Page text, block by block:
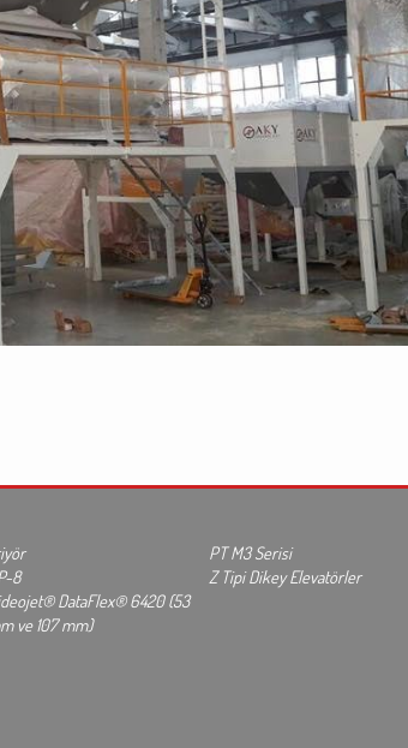
PT M3 Serisi
8
Z Tipi Dikey Elevatörler
DataFlex® 6420 (53
ve 107 mm)